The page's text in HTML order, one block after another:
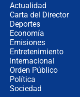
Actualidad
Carta del Director
Deportes
Economía
Emisiones
Entretenimiento
Internacional
Orden Público
Política
Sociedad